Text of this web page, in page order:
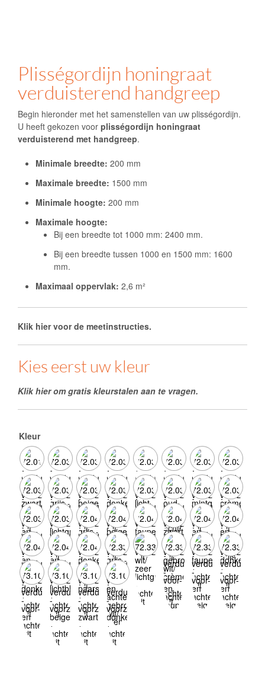
Plisségordijn honingraat
verduisterend handgreep
Begin hieronder met het samenstellen van uw plisségordijn.
U heeft gekozen voor plisségordijn honingraat
verduisterend met handgreep.
Minimale breedte: 200 mm
Maximale breedte: 1500 mm
Minimale hoogte: 200 mm
Maximale hoogte:
Bij een breedte tot 1000 mm: 2400 mm.
Bij een breedte tussen 1000 en 1500 mm: 1600
mm.
Maximaal oppervlak: 2,6 m²
Klik hier voor de meetinstructies.
Kies eerst uw kleur
Klik hier om gratis kleurstalen aan te vragen.
Kleur